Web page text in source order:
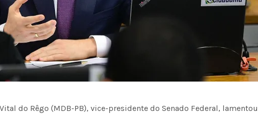
do Rêgo (MDB-PB), vice-presidente do Senado Federal, lamentou